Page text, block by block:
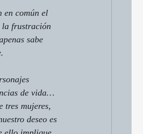
en común el
la frustración
sabe
de vida…
tres mujeres,
deseo es